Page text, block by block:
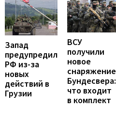
Запад
предупредил
РФ из-за
новых
действий в
Грузии
ВСУ
получили
новое
снаряжение
Бундесвера:
что входит
в комплект